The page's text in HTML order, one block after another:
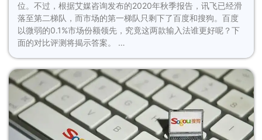
位。不过，根据艾媒咨询发布的2020年秋季报告，讯飞已经滑
落至第二梯队，而市场的第一梯队只剩下了百度和搜狗。百度
以微弱的0.1%市场份额领先，究竟这两款输入法谁更好呢？下
面的对比评测将揭示答案。 …